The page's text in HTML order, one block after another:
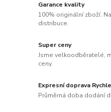
Garance kvality
100% originální zboží.
distribuce.
Super ceny
Jsme velkoodběratelé,
ceny.
Expresní doprava
Průměrná doba dodání